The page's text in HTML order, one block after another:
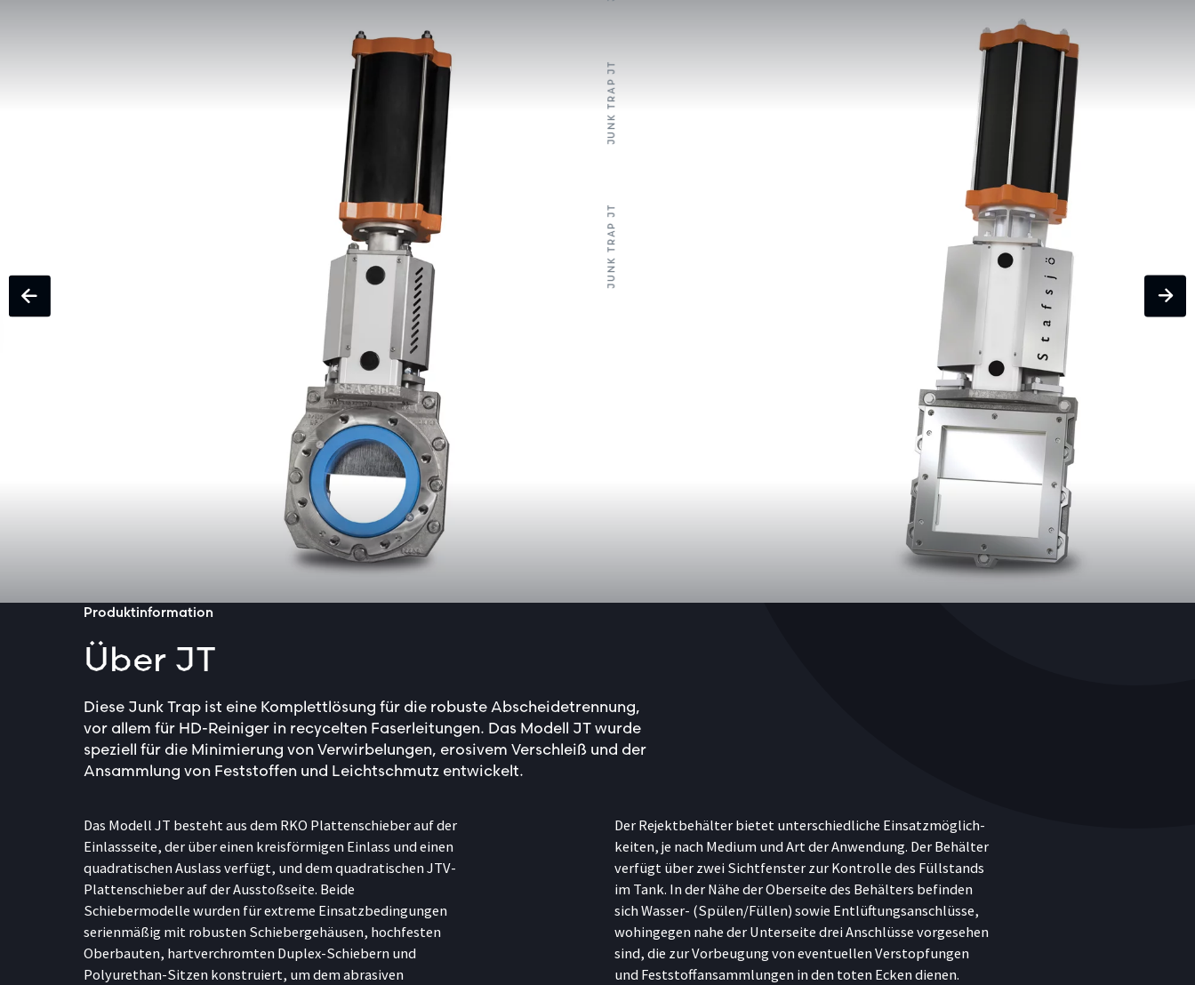
JUNK TRAP JT
JUNK TRAP JT
Produktinformation
Über JT
Diese Junk Trap ist eine Komplettlösung für die robuste Abscheidetrennung,
vor allem für HD-Reiniger in recycelten Faserleitungen. Das Modell JT wurde
speziell für die Minimierung von Verwirbelungen, erosivem Verschleiß und der
Ansammlung von Feststoffen und Leichtschmutz entwickelt.
Das Modell JT besteht aus dem RKO Plattenschieber auf der
Einlassseite, der über einen kreisförmigen Einlass und einen
quadratischen Auslass verfügt, und dem quadratischen JTV-
Plattenschieber auf der Ausstoßseite. Beide
Schiebermodelle wurden für extreme Einsatzbedingungen
serienmäßig mit robusten Schiebergehäusen, hochfesten
Oberbauten, hartverchromten Duplex-Schiebern und
Polyurethan-Sitzen konstruiert, um dem abrasiven
Der Rejektbehälter bietet unterschiedliche Einsatzmöglich-
keiten, je nach Medium und Art der Anwendung. Der Behälter
verfügt über zwei Sichtfenster zur Kontrolle des Füllstands
im Tank. In der Nähe der Oberseite des Behälters befinden
sich Wasser- (Spülen/Füllen) sowie Entlüftungsanschlüsse,
wohingegen nahe der Unterseite drei Anschlüsse vorgesehen
sind, die zur Vorbeugung von eventuellen Verstopfungen
und Feststoffansammlungen in den toten Ecken dienen.